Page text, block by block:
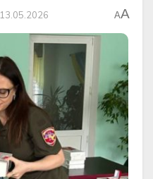
13.05.2026 AA